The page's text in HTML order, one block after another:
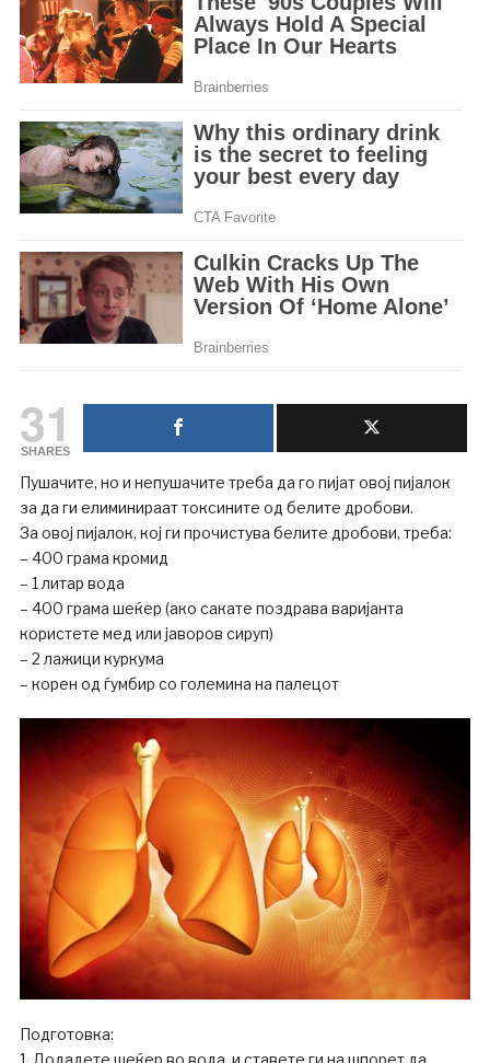
31
SHARES
Пушачите, но и непушачите треба да го пијат овој пијалок
за да ги елиминираат токсините од белите дробови.
За овој пијалок, кој ги прочистува белите дробови, треба:
– 400 грама кромид
– 1 литар вода
– 400 грама шеќер (ако сакате поздрава варијанта
користете мед или јаворов сируп)
– 2 лажици куркума
– корен од ѓумбир со големина на палецот
Подготовка: